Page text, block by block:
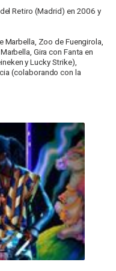
Retiro (Madrid) en 2006 y
Zoo de Fuengirola,
Gira con Fanta en
y Lucky Strike),
(colaborando con la